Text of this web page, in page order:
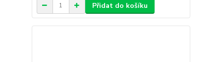
Přidat do košíku